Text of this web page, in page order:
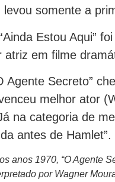
somente a
Estou Aqui”
atriz em filme
Agente Secreto”
melhor ator
na categoria de
antes de Hamlet”.
anos 1970, “O Agente
por Wagner